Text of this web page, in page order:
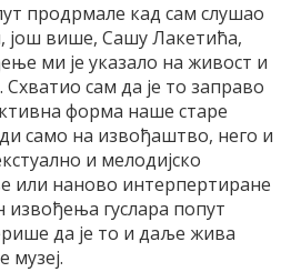
продрмале кад сам слушао
још више, Сашу Лакетића,
ми је указало на живост и
Схватио сам да је то заправо
форма наше старе
само на извођаштво, него и
и мелодијско
или наново интерпертиране
извођења гуслара попут
да је то и даље жива
музеј.